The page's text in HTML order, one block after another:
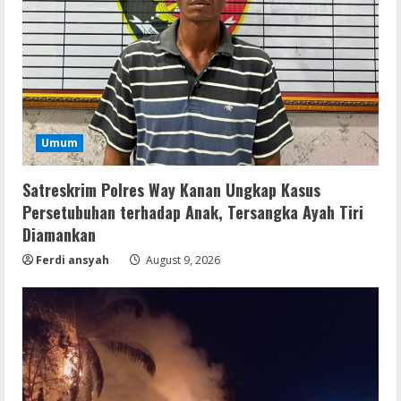
Umum
Satreskrim Polres Way Kanan Ungkap Kasus
Persetubuhan terhadap Anak, Tersangka Ayah Tiri
Diamankan
Ferdi ansyah August 9, 2026